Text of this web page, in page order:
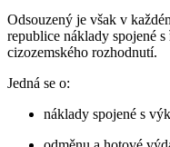
Odsouzený je však v
republice náklady spojené
cizozemského rozhodnutí.
Jedná se o:
náklady spojené s